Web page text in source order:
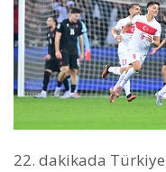
22. dakikada